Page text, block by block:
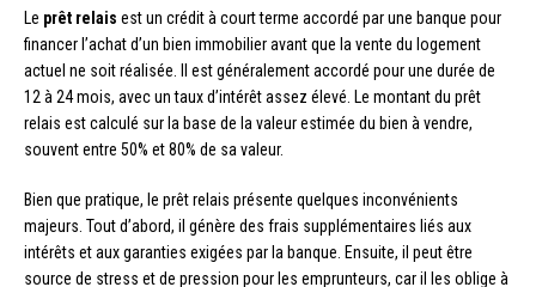
Le prêt relais est un crédit à court terme accordé par une banque pour
financer l’achat d’un bien immobilier avant que la vente du logement
actuel ne soit réalisée. Il est généralement accordé pour une durée de
12 à 24 mois, avec un taux d’intérêt assez élevé. Le montant du prêt
relais est calculé sur la base de la valeur estimée du bien à vendre,
souvent entre 50% et 80% de sa valeur.
Bien que pratique, le prêt relais présente quelques inconvénients
majeurs. Tout d’abord, il génère des frais supplémentaires liés aux
intérêts et aux garanties exigées par la banque. Ensuite, il peut être
source de stress et de pression pour les emprunteurs, car il les oblige à